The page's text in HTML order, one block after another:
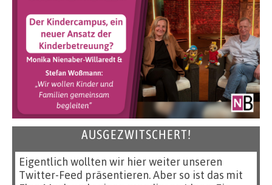
AUSGEZWITSCHERT!
Eigentlich wollten wir hier weiter unseren
Twitter-Feed präsentieren. Aber so ist das mit